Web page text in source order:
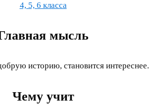
4, 5, 6 класса
мысль
историю, становится интереснее.
Чему учит